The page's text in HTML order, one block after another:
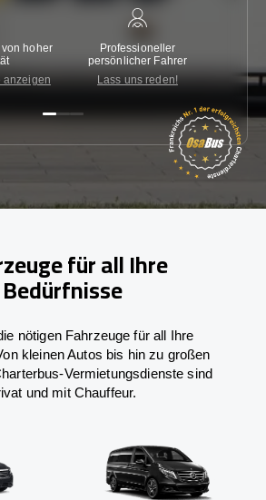
hoher
anzeigen
Professioneller
persönlicher Fahrer
Lass uns reden!
für all Ihre
Bedürfnisse
nötigen Fahrzeuge für all Ihre
kleinen Autos bis hin zu großen
Vermietungsdienste sind
und mit Chauffeur.